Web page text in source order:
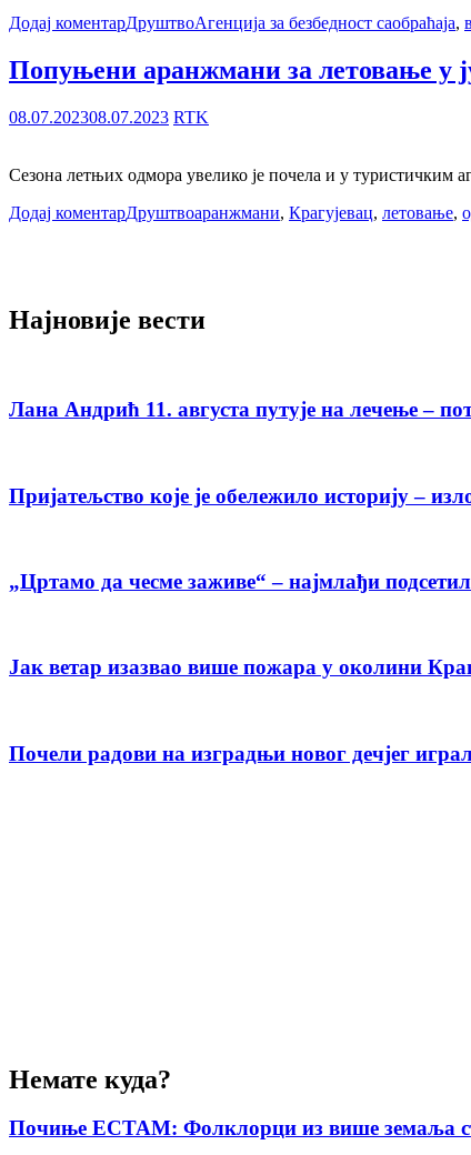
Додај коментарДруштвоАгенција за безбедност саобраћаја,
Попуњени аранжмани за летовање у
08.07.202308.07.2023 RTK
Сезона летњих одмора увелико је почела и у туристичким
Додај коментарДруштвоаранжмани, Крагујевац, летовање,
Најновије вести
Лана Андрић 11. августа путује на лечење –
Пријатељство које је обележило историју –
„Цртамо да чесме заживе“ – најмлађи
Јак ветар изазвао више пожара у околини
Почели радови на изградњи новог дечјег
Немате куда?
Почиње ЕСТАМ: Фолклорци из више земаља